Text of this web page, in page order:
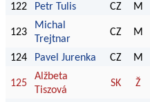
122
Petr Tulis CZ M
123
Michal
Trejtnar
CZ M
124 Pavel Jurenka CZ M
125
Alžbeta
Tiszová
SK Ž